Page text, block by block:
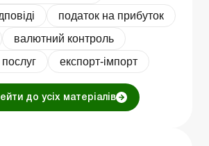
податок на прибуток
валютний контроль
експорт-імпорт
до усіх матеріалів